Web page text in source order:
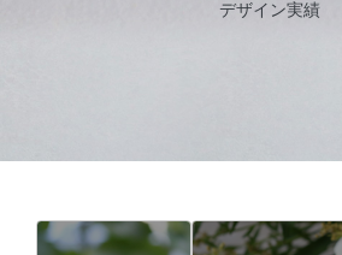
デザイン実績